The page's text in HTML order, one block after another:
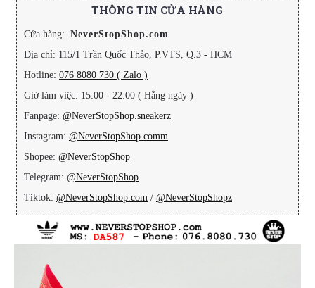
THÔNG TIN CỬA HÀNG
Cửa hàng: NeverStopShop.com
Địa chỉ: 115/1 Trần Quốc Thảo, P.VTS, Q.3 - HCM
Hotline: 076 8080 730 ( Zalo )
Giờ làm việc: 15:00 - 22:00 ( Hằng ngày )
Fanpage: @NeverStopShop.sneakerz
Instagram: @NeverStopShop.comm
Shopee: @NeverStopShop
Telegram: @NeverStopShop
Tiktok: @NeverStopShop.com / @NeverStopShopz